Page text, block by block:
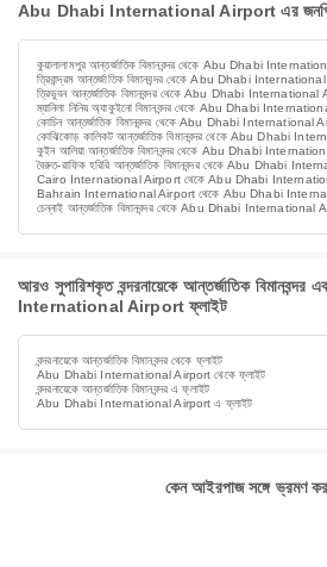
Abu Dhabi International Airport এর জনপ্রিয়
কুয়ালালামপুর আন্তর্জাতিক বিমানবন্দর থেকে Abu Dhabi
ত্রিবান্দ্রম আন্তর্জাতিক বিমানবন্দর থেকে Abu Dhabi
ত্রিভুবন আন্তর্জাতিক বিমানবন্দর থেকে Abu Dhabi International
ম্যানিলা নিনিয় অ্যাকুইনো বিমানবন্দর থেকে Abu Dhabi
কোচিন আন্তর্জাতিক বিমানবন্দর থেকে Abu Dhabi International
কোঝিকোড় কালিকট আন্তর্জাতিক বিমানবন্দর থেকে Abu Dhabi
কুইন আলিয়া আন্তর্জাতিক বিমানবন্দর থেকে Abu Dhabi
বৈরুত-রাফিক হরিরি আন্তর্জাতিক বিমানবন্দর থেকে Abu Dhabi
Cairo International Airport থেকে Abu Dhabi
Bahrain International Airport থেকে Abu Dhabi
চেন্নাই আন্তর্জাতিক বিমানবন্দর থেকে Abu Dhabi International
আরও সুপারিশকৃত বন্দরনায়েকে আন্তর্জাতিক
International Airport ফ্লাইট
বন্দরনায়েকে আন্তর্জাতিক বিমানবন্দর থেকে ফ্লাইট
Abu Dhabi International Airport থেকে ফ্লাইট
বন্দরনায়েকে আন্তর্জাতিক বিমানবন্দর এ ফ্লাইট
Abu Dhabi International Airport এ ফ্লাইট
কেন আইরপাজ সঙ্গে ভ্রমণ